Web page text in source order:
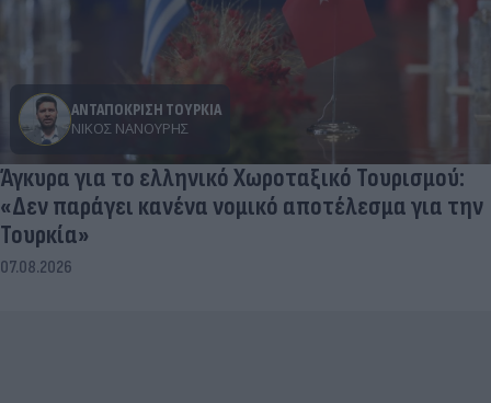
ΑΝΤΑΠΟΚΡΙΣΗ ΤΟΥΡΚΙΑ
ΝΊΚΟΣ ΝΑΝΟΎΡΗΣ
Άγκυρα για το ελληνικό Χωροταξικό Τουρισμού:
«Δεν παράγει κανένα νομικό αποτέλεσμα για την
Τουρκία»
07.08.2026